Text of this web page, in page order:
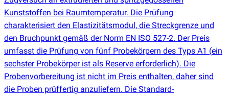
Kunststoffen bei Raumtemperatur. Die Prüfung
charakterisiert den Elastizitätsmodul, die Streckgrenze und
den Bruchpunkt gemäß der Norm EN ISO 527-2. Der Preis
umfasst die Prüfung von fünf Probekörpern des Typs A1 (ein
sechster Probekörper ist als Reserve erforderlich). Die
Probenvorbereitung ist nicht im Preis enthalten, daher sind
die Proben prüffertig anzuliefern. Die Standard-